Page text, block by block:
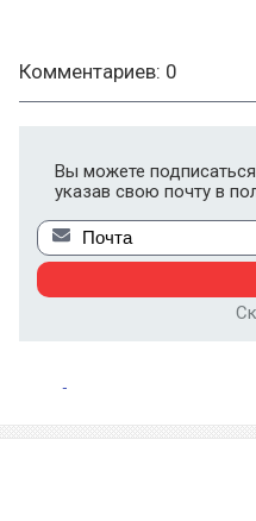
Комментариев: 0
Вы можете
указав свою почту в